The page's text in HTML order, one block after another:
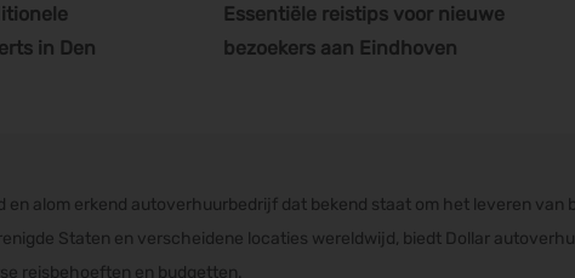
in Den
Essentiële reistips voor nieuwe
bezoekers aan Eindhoven
en alom erkend autoverhuurbedrijf dat bekend staat om het leveren van
Staten en verscheidene locaties wereldwijd, biedt Dollar
reisbehoeften en budgetten.